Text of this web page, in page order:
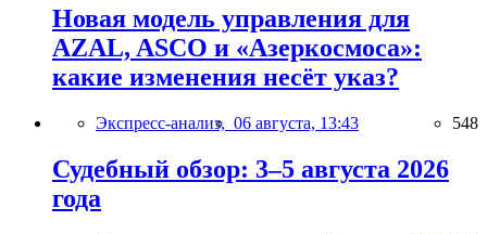
Новая модель управления для
AZAL, ASCO и «Азеркосмоса»:
какие изменения несёт указ?
Экспресс-анализ, 06 августа, 13:43 548
Судебный обзор: 3–5 августа 2026
года